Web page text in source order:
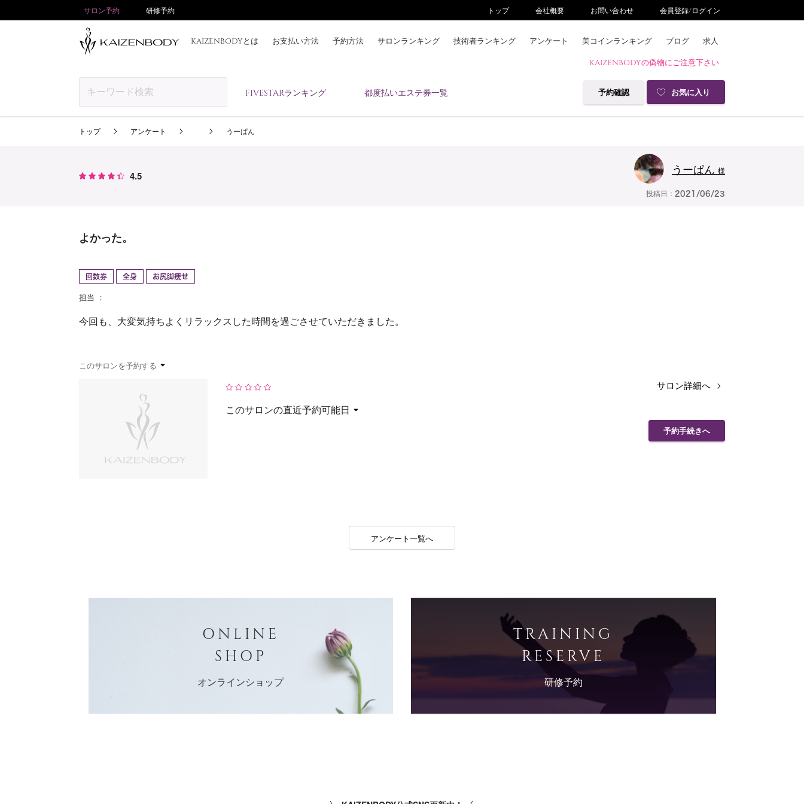
サロン予約 研修予約 トップ 会社概要 お問い合わせ 会員登録/ログイン
KAIZENBODYとは お支払い方法 予約方法 サロンランキング 技術者ランキング アンケート 美コインランキング ブログ 求人
KAIZENBODYの偽物にご注意下さい
FIVESTARランキング 都度払いエステ券一覧 予約確認 お気に入り
お支払い方法
予約方法
予約確認
お問い合わせ
トップ アンケート うーぱん
4.5 うーぱん 様
投稿日： 2021/06/23
よかった。
回数券 全身 お尻脚痩せ
担当 ：
今回も、大変気持ちよくリラックスした時間を過ごさせていただきました。
このサロンを予約する
このサロンの直近予約可能日
サロン詳細へ
予約手続きへ
アンケート一覧へ
ONLINE
SHOP
オンラインショップ
TRAINING
RESERVE
研修予約